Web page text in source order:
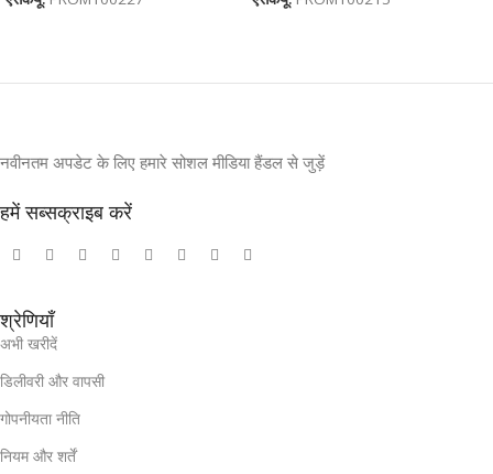
नवीनतम अपडेट के लिए हमारे सोशल मीडिया हैंडल से जुड़ें
हमें सब्सक्राइब करें
श्रेणियाँ
अभी खरीदें
डिलीवरी और वापसी
गोपनीयता नीति
नियम और शर्तें